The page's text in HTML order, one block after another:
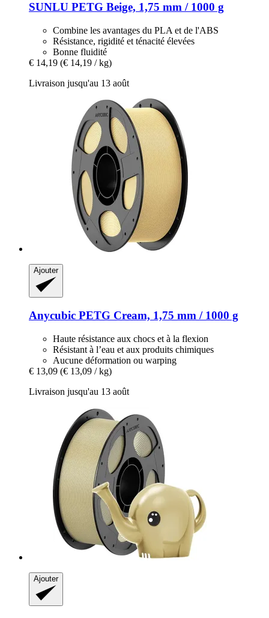
SUNLU PETG Beige, 1,75 mm / 1000 g
Combine les avantages du PLA et de l'ABS
Résistance, rigidité et ténacité élevées
Bonne fluidité
€ 14,19 (€ 14,19 / kg)
Livraison jusqu'au 13 août
Ajouter
Anycubic PETG Cream, 1,75 mm / 1000 g
Haute résistance aux chocs et à la flexion
Résistant à l’eau et aux produits chimiques
Aucune déformation ou warping
€ 13,09 (€ 13,09 / kg)
Livraison jusqu'au 13 août
Ajouter